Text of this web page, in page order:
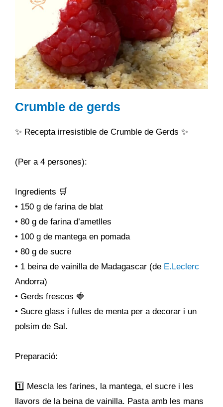
Crumble de gerds
✨ Recepta irresistible de Crumble de Gerds ✨
(Per a 4 persones):
Ingredients 🛒
• 150 g de farina de blat
• 80 g de farina d’ametlles
• 100 g de mantega en pomada
• 80 g de sucre
• 1 beina de vainilla de Madagascar (de E.Leclerc
Andorra)
• Gerds frescos 🍓
• Sucre glass i fulles de menta per a decorar i un
polsim de Sal.
Preparació:
1️⃣ Mescla les farines, la mantega, el sucre i les
llavors de la beina de vainilla. Pasta amb les mans